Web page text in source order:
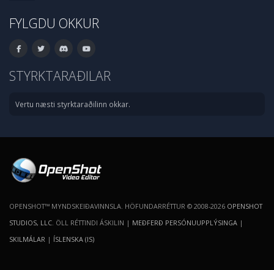
FYLGDU OKKUR
STYRKTARAÐILAR
Vertu næsti styrktaraðilinn okkar.
OPENSHOT™ MYNDSKEIÐAVINNSLA. HÖFUNDARRÉTTUR © 2008-2026 OPENSHOT
STUDIOS, LLC. ÖLL RÉTTINDI ÁSKILIN | MEÐFERÐ PERSÓNUUPPLÝSINGA |
SKILMÁLAR | ÍSLENSKA (IS)